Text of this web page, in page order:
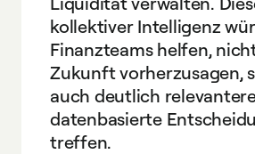
kollektiver Intelligenz
Finanzteams helfen,
Zukunft vorherzusagen,
auch deutlich
datenbasierte
treffen.